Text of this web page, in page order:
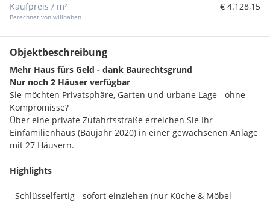
Kaufpreis / m²
Berechnet von willhaben
€ 4.128,15
Objektbeschreibung
Mehr Haus fürs Geld - dank Baurechtsgrund
Nur noch 2 Häuser verfügbar
Sie möchten Privatsphäre, Garten und urbane Lage - ohne
Kompromisse?
Über eine private Zufahrtsstraße erreichen Sie Ihr
Einfamilienhaus (Baujahr 2020) in einer gewachsenen Anlage
mit 27 Häusern.
Highlights
- Schlüsselfertig - sofort einziehen (nur Küche & Möbel